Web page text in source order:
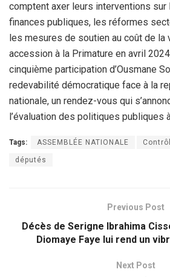
comptent axer leurs interventions sur
finances publiques, les réformes
les mesures de soutien au coût de la
accession à la Primature en avril
cinquième participation d’Ousmane
redevabilité démocratique face à la
nationale, un rendez-vous qui
l’évaluation des politiques publiques
Tags: ASSEMBLÉE NATIONALE
députés
Previous Post
Décès de Serigne Ibrahima
Diomaye Faye lui rend un
Next Post